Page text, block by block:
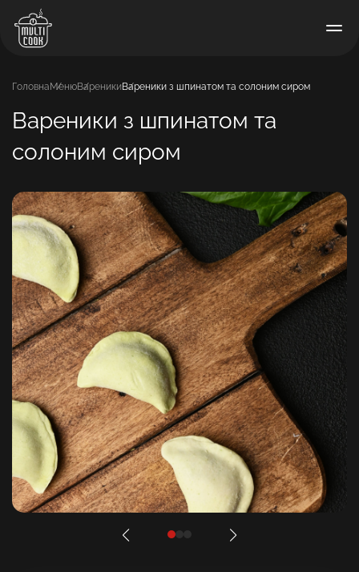
Головна МенюВареникиВареники з шпинатом та солоним сиром
Вареники з шпинатом та
солоним сиром